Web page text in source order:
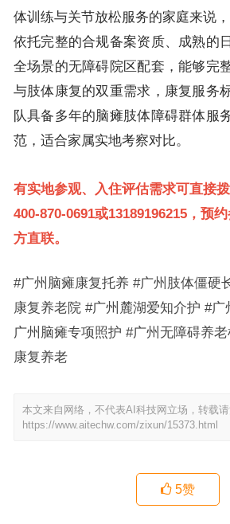
体训练与关节放松服务的家庭来说
依托完整的合规备案资质、成熟的
全场景的无障碍院区配套，能够完
与肢体康复的双重需求，康复服务
队具备多年的脑瘫肢体障碍群体服
范，适合家属实地考察对比。
有实地参观、入住评估需求可直接
400-870-0691或13189196215，预
方直联。
#广州脑瘫康复托养 #广州肢体僵硬
康复养老院 #广州麓湖爱知介护 #
广州脑瘫专项照护 #广州无障碍养
康复养老
本文来自网络，不代表AI科技网立场，转载请
https://www.aitechw.com/zixun/15373.html
5赞